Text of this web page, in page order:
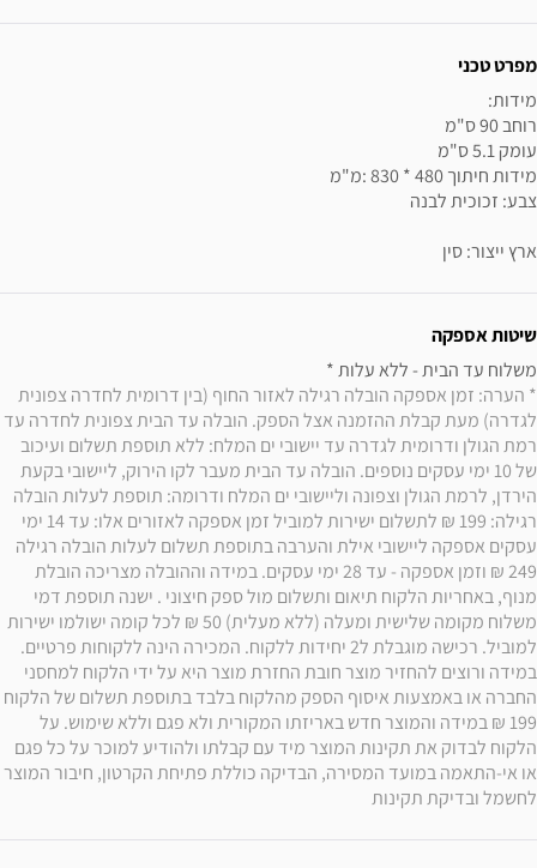
מפרט טכני
ארץ ייצור: סין
שיטות אספקה
משלוח עד הבית - ללא עלות *
לחשמל ובדיקת תקינות